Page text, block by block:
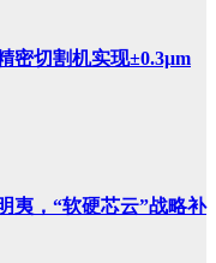
密切割机实现±0.3μm
夷，“软硬芯云”战略补